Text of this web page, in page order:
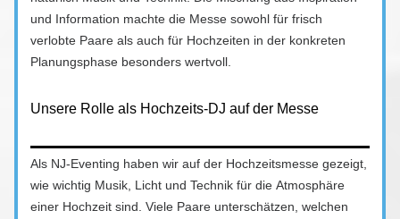
und Information machte die Messe sowohl für frisch
verlobte Paare als auch für Hochzeiten in der konkreten
Planungsphase besonders wertvoll.
Unsere Rolle als Hochzeits-DJ auf der Messe
Als NJ-Eventing haben wir auf der Hochzeitsmesse gezeigt,
wie wichtig Musik, Licht und Technik für die Atmosphäre
einer Hochzeit sind. Viele Paare unterschätzen, welchen